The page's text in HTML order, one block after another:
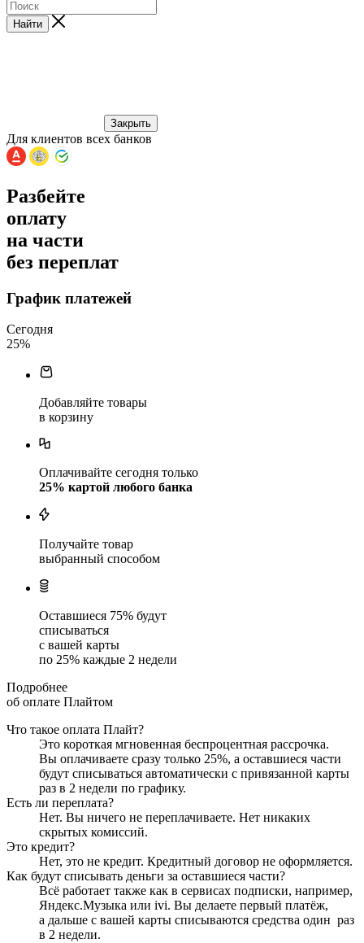
Найти
Закрыть
Для клиентов всех банков
Разбейте
оплату
на части
без переплат
График платежей
Сегодня
25%
Добавляйте товары
в корзину
Оплачивайте сегодня только
25% картой любого банка
Получайте товар
выбранный способом
Оставшиеся 75% будут
списываться
с вашей карты
по 25% каждые 2 недели
Подробнее
об оплате Плайтом
Что такое оплата Плайт?
Это короткая мгновенная беспроцентная рассрочка.
Вы оплачиваете сразу только 25%, а оставшиеся части
будут списываться автоматически с привязанной карты
раз в 2 недели по графику.
Есть ли переплата?
Нет. Вы ничего не переплачиваете. Нет никаких
скрытых комиссий.
Это кредит?
Нет, это не кредит. Кредитный договор не оформляется.
Как будут списывать деньги за оставшиеся части?
Всё работает также как в сервисах подписки, например,
Яндекс.Музыка или ivi. Вы делаете первый платёж,
а дальше с вашей карты списываются средства один раз
в 2 недели.